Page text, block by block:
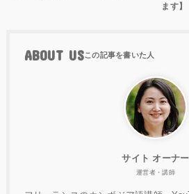
ます】
ABOUT US
サイト オーナー
運営者・講師